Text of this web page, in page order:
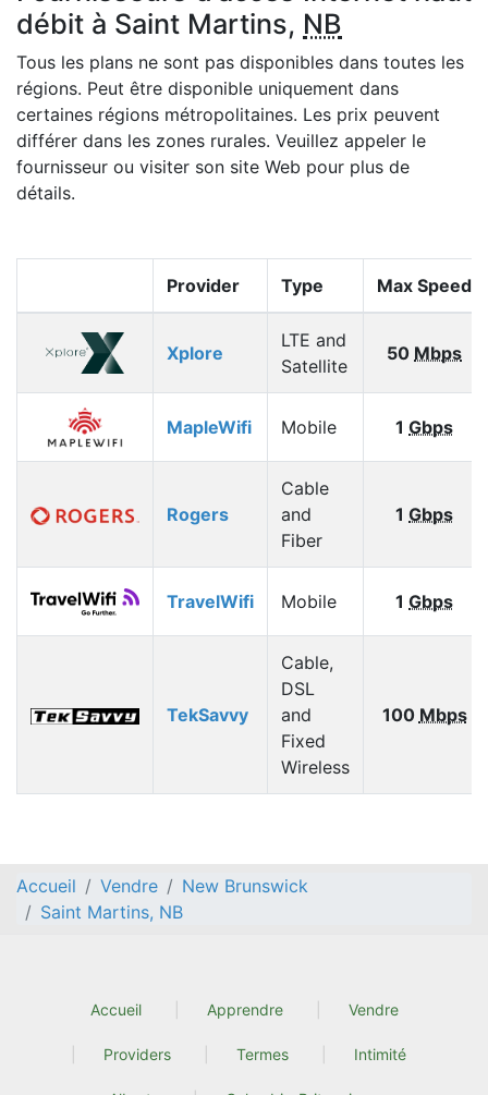
débit à Saint Martins, NB
Tous les plans ne sont pas disponibles dans toutes les
régions. Peut être disponible uniquement dans
certaines régions métropolitaines. Les prix peuvent
différer dans les zones rurales. Veuillez appeler le
fournisseur ou visiter son site Web pour plus de
détails.
Provider Type Max Speed
Xplore
LTE and
Satellite
50 Mbps
MapleWifi Mobile 1 Gbps
Rogers
Cable
and
Fiber
1 Gbps
TravelWifi Mobile 1 Gbps
TekSavvy
Cable,
DSL
and
Fixed
Wireless
100 Mbps
Accueil Vendre
New Brunswick
Saint Martins, NB
Accueil Apprendre Vendre
Providers Termes Intimité